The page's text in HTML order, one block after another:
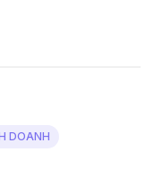
DOANH